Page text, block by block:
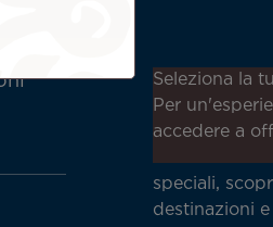
Iscriviti alla
per ricevere
Ricevi per
speciali,
destinazioni
Seleziona la
Per
accedere a